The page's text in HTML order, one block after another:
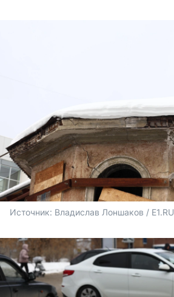
Источник: Владислав Лоншаков / E1.RU